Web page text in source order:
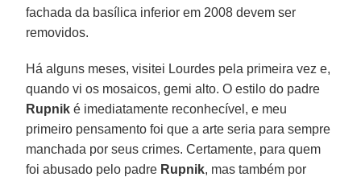
fachada da basílica inferior em 2008 devem ser
removidos.
Há alguns meses, visitei Lourdes pela primeira vez e,
quando vi os mosaicos, gemi alto. O estilo do padre
Rupnik é imediatamente reconhecível, e meu
primeiro pensamento foi que a arte seria para sempre
manchada por seus crimes. Certamente, para quem
foi abusado pelo padre Rupnik, mas também por